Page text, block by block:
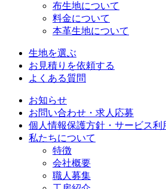
布生地について
料金について
本革生地について
生地を選ぶ
お見積りを依頼する
よくある質問
お知らせ
お問い合わせ・求人応募
個人情報保護方針・サービス利
私たちについて
特徴
会社概要
職人募集